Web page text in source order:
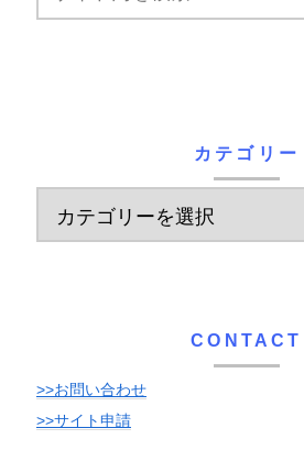
カテゴリー
CONTACT
>>お問い合わせ
>>サイト申請